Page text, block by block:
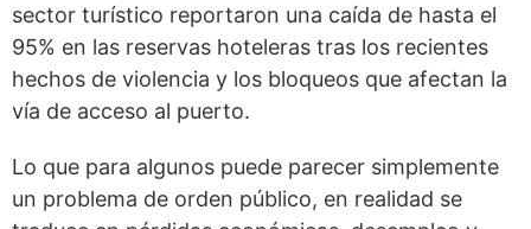
sector turístico reportaron una caída de hasta el
95% en las reservas hoteleras tras los recientes
hechos de violencia y los bloqueos que afectan la
vía de acceso al puerto.
Lo que para algunos puede parecer simplemente
un problema de orden público, en realidad se